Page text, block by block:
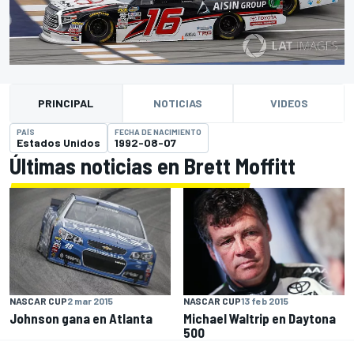
PRINCIPAL NOTICIAS VIDEOS
PAÍS
Estados Unidos
FECHA DE NACIMIENTO
1992-08-07
Últimas noticias en Brett Moffitt
NASCAR CUP2 mar 2015
Johnson gana en Atlanta
NASCAR CUP13 feb 2015
Michael Waltrip en Daytona
500